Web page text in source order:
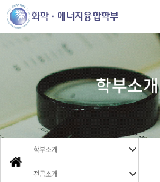
학부소개
학부소개
전공소개